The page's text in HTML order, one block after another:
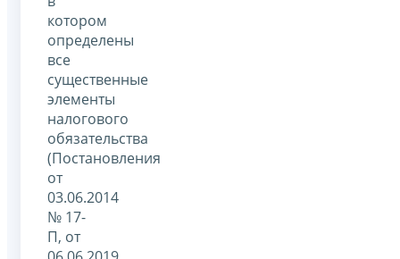
котором
определены
все
существенные
элементы
налогового
обязательства
(Постановления
от
03.06.2014
№ 17-
П, от